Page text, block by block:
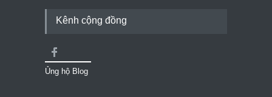
Kênh cộng đồng
Ủng hộ Blog